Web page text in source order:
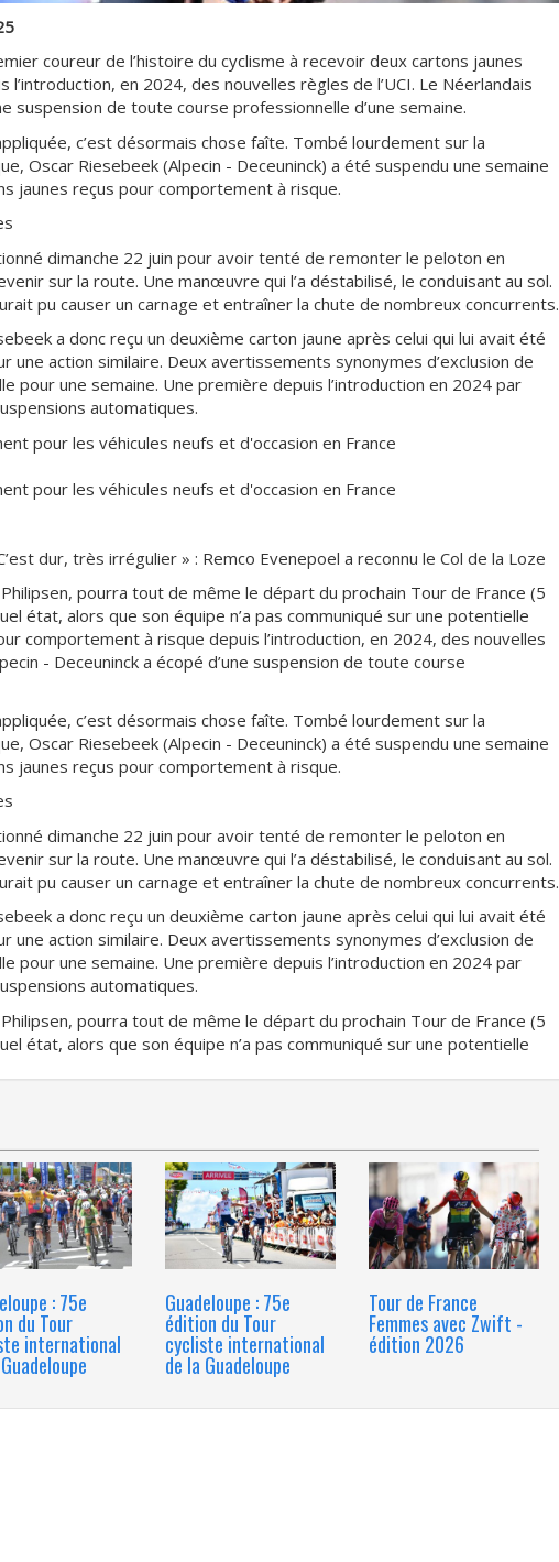
coureur de l’histoire du cyclisme à recevoir deux cartons jaunes
en 2024, des nouvelles règles de l’UCI. Le Néerlandais
suspension de toute course professionnelle d’une semaine.
c’est désormais chose faîte. Tombé lourdement sur la
Oscar Riesebeek (Alpecin - Deceuninck) a été suspendu une semaine
jaunes reçus pour comportement à risque.
dimanche 22 juin pour avoir tenté de remonter le peloton en
sur la route. Une manœuvre qui l’a déstabilisé, le conduisant au sol.
pu causer un carnage et entraîner la chute de nombreux concurrents.
a donc reçu un deuxième carton jaune après celui qui lui avait été
une action similaire. Deux avertissements synonymes d’exclusion de
pour une semaine. Une première depuis l’introduction en 2024 par
automatiques.
pour les véhicules neufs et d'occasion en France
pour les véhicules neufs et d'occasion en France
dur, très irrégulier » : Remco Evenepoel a reconnu le Col de la Loze
pourra tout de même le départ du prochain Tour de France (5
état, alors que son équipe n’a pas communiqué sur une potentielle
comportement à risque depuis l’introduction, en 2024, des nouvelles
- Deceuninck a écopé d’une suspension de toute course
c’est désormais chose faîte. Tombé lourdement sur la
Oscar Riesebeek (Alpecin - Deceuninck) a été suspendu une semaine
jaunes reçus pour comportement à risque.
dimanche 22 juin pour avoir tenté de remonter le peloton en
sur la route. Une manœuvre qui l’a déstabilisé, le conduisant au sol.
pu causer un carnage et entraîner la chute de nombreux concurrents.
a donc reçu un deuxième carton jaune après celui qui lui avait été
une action similaire. Deux avertissements synonymes d’exclusion de
pour une semaine. Une première depuis l’introduction en 2024 par
automatiques.
pourra tout de même le départ du prochain Tour de France (5
état, alors que son équipe n’a pas communiqué sur une potentielle
: 75e
du Tour
international
Guadeloupe : 75e
édition du Tour
cycliste international
de la Guadeloupe
Tour de France
Femmes avec Zwift -
édition 2026